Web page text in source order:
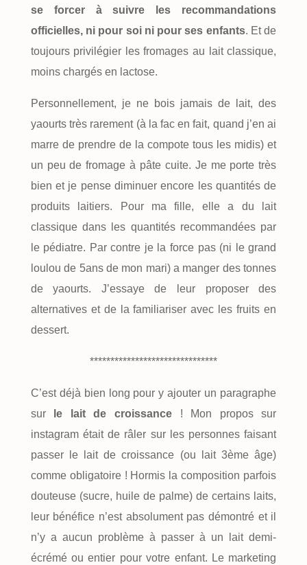
se forcer à suivre les recommandations
officielles, ni pour soi ni pour ses enfants. Et de
toujours privilégier les fromages au lait classique,
moins chargés en lactose.
Personnellement, je ne bois jamais de lait, des
yaourts très rarement (à la fac en fait, quand j’en ai
marre de prendre de la compote tous les midis) et
un peu de fromage à pâte cuite. Je me porte très
bien et je pense diminuer encore les quantités de
produits laitiers. Pour ma fille, elle a du lait
classique dans les quantités recommandées par
le pédiatre. Par contre je la force pas (ni le grand
loulou de 5ans de mon mari) a manger des tonnes
de yaourts. J’essaye de leur proposer des
alternatives et de la familiariser avec les fruits en
dessert.
*******************************
C’est déjà bien long pour y ajouter un paragraphe
sur
le lait de croissance ! Mon propos sur
instagram était de râler sur les personnes faisant
passer le lait de croissance (ou lait 3ème âge)
comme obligatoire ! Hormis la composition parfois
douteuse (sucre, huile de palme) de certains laits,
leur bénéfice n’est absolument pas démontré et il
n’y a aucun problème à passer à un lait demi-
écrémé ou entier pour votre enfant. Le marketing